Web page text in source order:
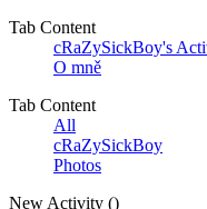
Tab Content
cRaZySickBoy's
O mně
Tab Content
All
cRaZySickBoy
Photos
New Activity ()